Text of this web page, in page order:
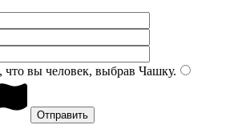
вы человек, выбрав Чашку.